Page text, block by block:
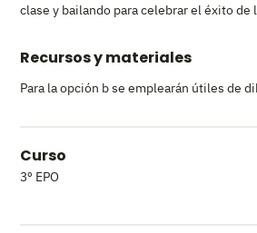
clase y bailando para celebrar el éxito de
Recursos y materiales
Para la opción b se emplearán útiles de
Curso
3º EPO